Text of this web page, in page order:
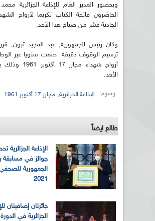
وبحضور المدير العام للإذاعة الجزائرية
الحاضرون فاتحة الكتاب تكريما لأرواح
الحادية عشر من صباح هذا الأحد.
وكان رئيس الجمهورية, عبد المجيد تبون,
ترسيم الوقوف دقيقة صمت سنويا عبر
أرواح شهداء
الأحد.
وسوم: الإذاعة الجزائرية, مجازر 17 أكتوبر 1961
طالع ايضاً
الإذاعة الجزائرية
جوائز في مسابقة
الجمهورية
2021
جائزتان إضافيتان